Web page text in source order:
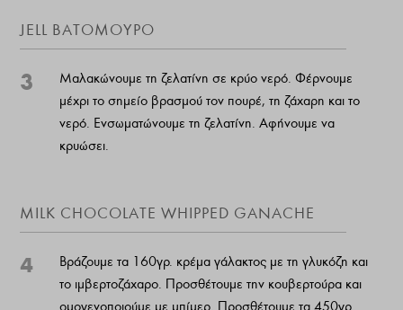
JELL ΒΑΤΌΜΟΥΡΟ
3
Μαλακώνουμε τη ζελατίνη σε κρύο νερό. Φέρνουμε
μέχρι το σημείο βρασμού τον πουρέ, τη ζάχαρη και το
νερό. Ενσωματώνουμε τη ζελατίνη. Αφήνουμε να
κρυώσει.
ΜILK CHOCOLATE WHIPPED GANACHE
4
Βράζουμε τα 160γρ. κρέμα γάλακτος με τη γλυκόζη και
το ιμβερτοζάχαρο. Προσθέτουμε την κουβερτούρα και
ομογενοποιούμε με μπίμερ. Προσθέτουμε τα 450γρ.